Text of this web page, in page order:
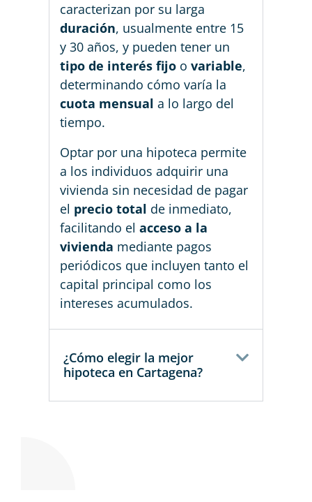
caracterizan por su larga
duración, usualmente entre 15
y 30 años, y pueden tener un
tipo de interés fijo o variable,
determinando cómo varía la
cuota mensual a lo largo del
tiempo.
Optar por una hipoteca permite
a los individuos adquirir una
vivienda sin necesidad de pagar
el precio total de inmediato,
facilitando el acceso a la
vivienda mediante pagos
periódicos que incluyen tanto el
capital principal como los
intereses acumulados.
¿Cómo elegir la mejor
hipoteca en Cartagena?